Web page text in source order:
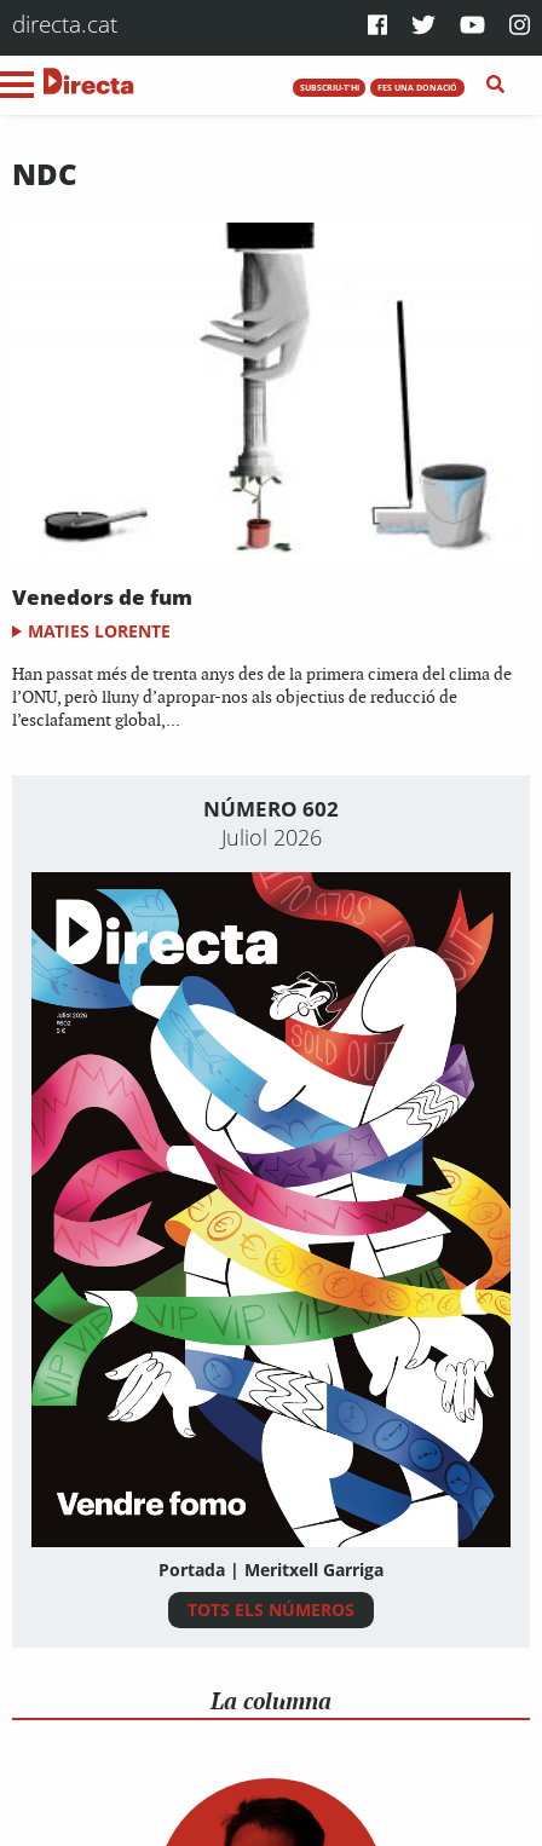
directa.cat
SUBSCRIU-T'HI FES UNA DONACIÓ
NDC
Venedors de fum
MATIES LORENTE
Han passat més de trenta anys des de la primera cimera del clima de
l’ONU, però lluny d’apropar-nos als objectius de reducció de
l’esclafament global,...
NÚMERO 602
Juliol 2026
Portada | Meritxell Garriga
TOTS ELS NÚMEROS
La columna